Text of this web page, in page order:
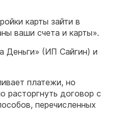
карты зайти в
ваши счета и карты».
Деньги» (ИП Сайгин) и
платежи, но
расторгнуть договор с
перечисленных